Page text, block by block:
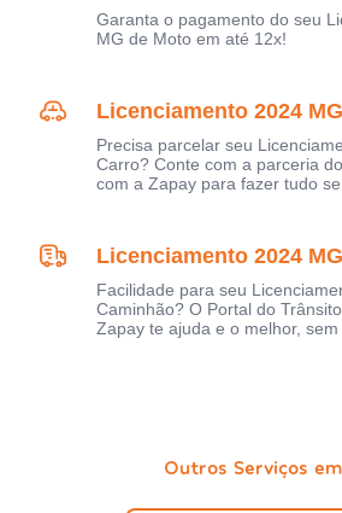
Garanta o pagamento do seu
MG de Moto em até 12x!
Licenciamento 2024
Precisa parcelar seu
Carro? Conte com a parceria
com a Zapay para fazer tudo
Licenciamento 2024
Facilidade para seu
Caminhão? O Portal do
Zapay te ajuda e o melhor, sem
Outros Serviços